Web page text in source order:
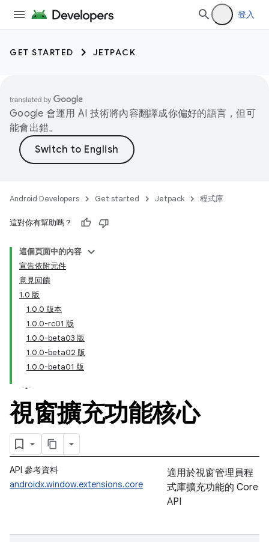
登入
GET STARTED JETPACK
Google 會運用 AI 技術將內容翻譯成你偏好的語言，但可
能會出錯。
Android Developers Get started Jetpack 程式庫
這對你有幫助嗎？
這個頁面中的內容
宣告依附元件
意見回饋
1.0 版
1.0.0 版本
1.0.0-rc01 版
1.0.0-beta03 版
1.0.0-beta02 版
1.0.0-beta01 版
視窗擴充功能核心
API 參考資料
androidx.window.extensions.core
適用於視窗管理員程
式庫擴充功能的 Core
API